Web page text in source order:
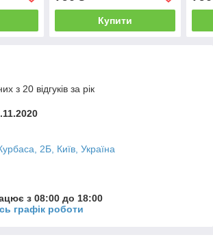
Купити
з 20 відгуків за рік
2Б, Київ, Україна
з 08:00 до 18:00
графік роботи